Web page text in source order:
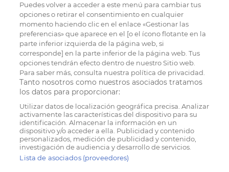
Puedes volver a acceder a este menú para cambiar tus
opciones o retirar el consentimiento en cualquier
momento haciendo clic en el enlace «Gestionar las
preferencias» que aparece en el [o el ícono flotante en la
parte inferior izquierda de la página web, si
corresponde] en la parte inferior de la página web. Tus
opciones tendrán efecto dentro de nuestro Sitio web.
Para saber más, consulta nuestra política de privacidad.
Tanto nosotros como nuestros asociados tratamos
los datos para proporcionar:
Utilizar datos de localización geográfica precisa. Analizar
activamente las características del dispositivo para su
identificación. Almacenar la información en un
dispositivo y/o acceder a ella. Publicidad y contenido
personalizados, medición de publicidad y contenido,
investigación de audiencia y desarrollo de servicios.
Lista de asociados (proveedores)